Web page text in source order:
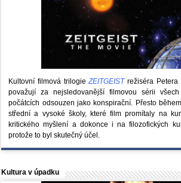
Kultovní filmová trilogieZEITGEISTrežiséra Petera
považují za nejsledovanější filmovou sérii
počátcích odsouzen jako konspirační. Přesto
střední a vysoké školy, které film promítaly na
kritického myšlení a dokonce i na filozofických
protože to byl skutečný účel.
Kultura v úpadku